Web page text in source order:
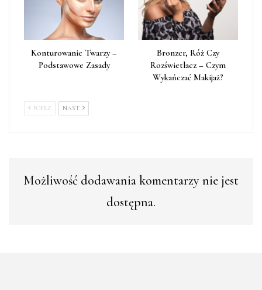
Konturowanie Twarzy –
Podstawowe Zasady
Bronzer, Róż Czy
Rozświetlacz – Czym
Wykańczać Makijaż?
POPRZ NAST
Możliwość dodawania komentarzy nie jest
dostępna.